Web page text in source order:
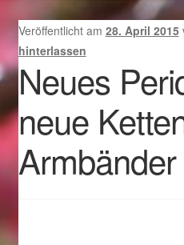
Beispiel-Seite
Datenschutz
Geschenke zu Ostern 2023
Geschenke zu Ostern 2024
Geschenkideen für
Veröffentlicht am 28. April 2015
hinterlassen
Neues
neue
Armbänder